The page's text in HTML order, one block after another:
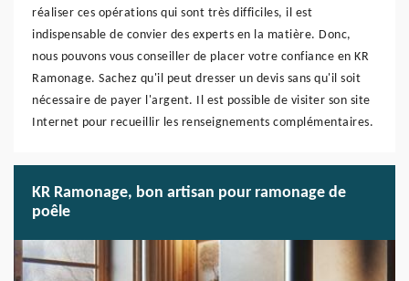
réaliser ces opérations qui sont très difficiles, il est
indispensable de convier des experts en la matière. Donc,
nous pouvons vous conseiller de placer votre confiance en KR
Ramonage. Sachez qu'il peut dresser un devis sans qu'il soit
nécessaire de payer l'argent. Il est possible de visiter son site
Internet pour recueillir les renseignements complémentaires.
KR Ramonage, bon artisan pour ramonage de
poêle